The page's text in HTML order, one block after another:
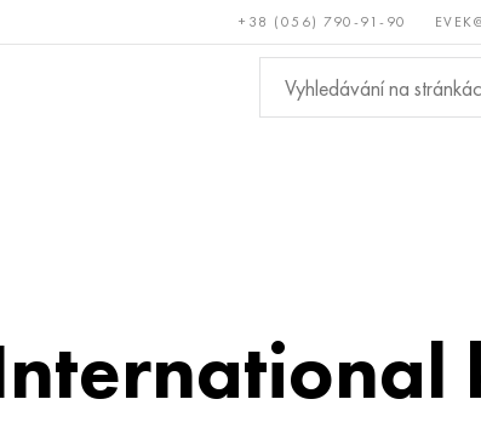
+38 (056) 790-91-90
Bronz, měď, Neželezné
kovy